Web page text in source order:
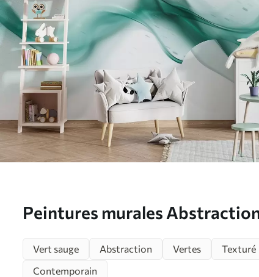
Peintures murales
marine Nr. w03404v2
Vert sauge Abstraction Vertes Texturé
Contemporain